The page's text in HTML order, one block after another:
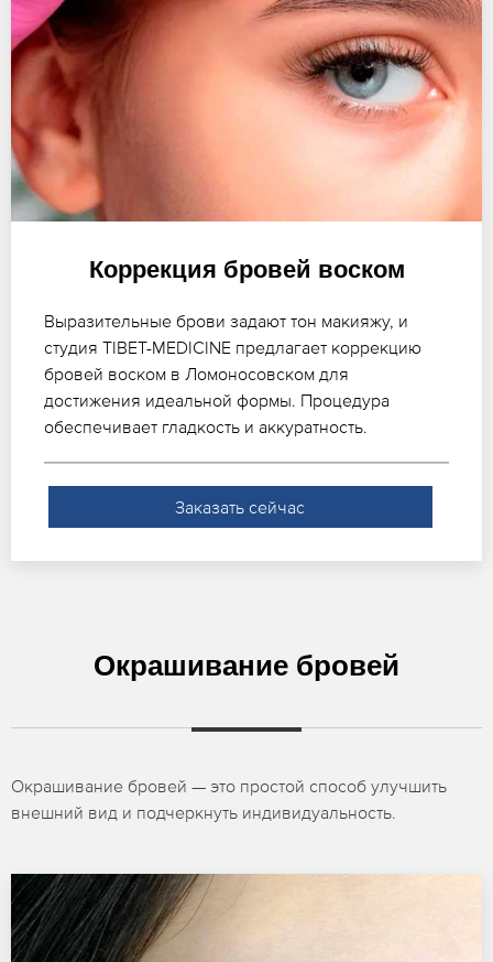
Коррекция бровей воском
Выразительные брови задают тон макияжу, и
студия TIBET-MEDICINE предлагает коррекцию
бровей воском в Ломоносовском для
достижения идеальной формы. Процедура
обеспечивает гладкость и аккуратность.
Заказать сейчас
Окрашивание бровей
Окрашивание бровей — это простой способ улучшить
внешний вид и подчеркнуть индивидуальность.